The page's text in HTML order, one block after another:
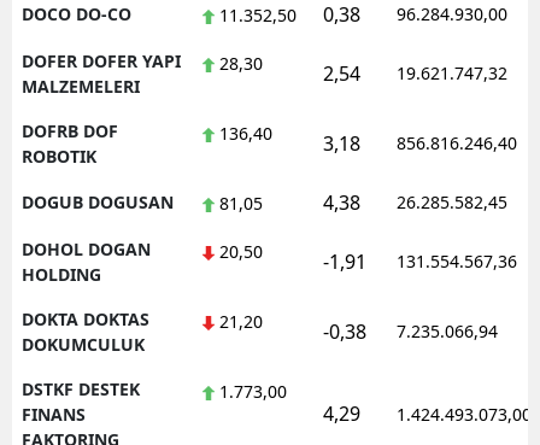
DOCO DO-CO 11.352,50 0,38 96.284.930,00
DOFER DOFER YAPI
MALZEMELERI
28,30 2,54 19.621.747,32
DOFRB DOF
ROBOTIK
136,40 3,18 856.816.246,40
DOGUB DOGUSAN 81,05 4,38 26.285.582,45
DOHOL DOGAN
HOLDING
20,50 -1,91 131.554.567,36
DOKTA DOKTAS
DOKUMCULUK
21,20 -0,38 7.235.066,94
DSTKF DESTEK
FINANS
FAKTORING
1.773,00
4,29 1.424.493.073,00